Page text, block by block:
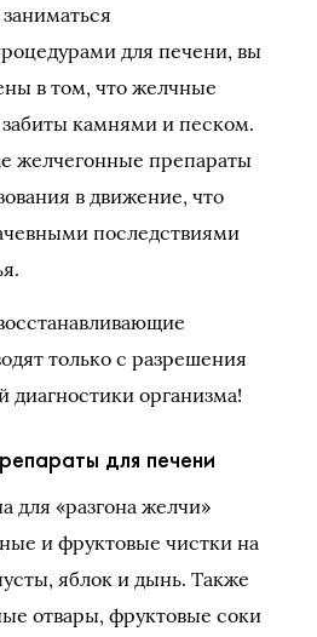
для печени, вы
в том, что желчные
камнями и песком.
желчегонные препараты
в движение, что
последствиями
только с разрешения
диагностики организма!
для печени
для «разгона желчи»
и фруктовые чистки на
яблок и дынь. Также
отвары, фруктовые соки